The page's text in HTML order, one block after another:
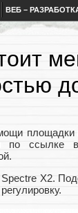
ВЕБ –
площадки
по ссылке
X2.